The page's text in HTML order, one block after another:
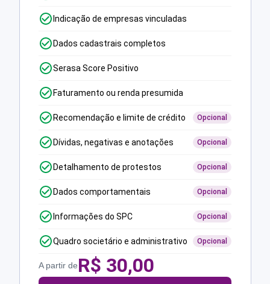
Indicação de empresas vinculadas
Dados cadastrais completos
Serasa Score Positivo
Faturamento ou renda presumida
Recomendação e limite de crédito Opcional
Dívidas, negativas e anotações Opcional
Detalhamento de protestos Opcional
Dados comportamentais Opcional
Informações do SPC Opcional
Quadro societário e administrativo Opcional
A partir deR$ 30,00